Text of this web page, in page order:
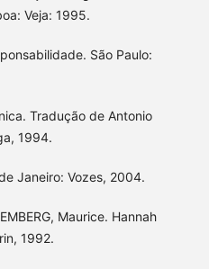
Veja: 1995.
São Paulo:
Tradução de Antonio
1994.
de Janeiro: Vozes, 2004.
Maurice. Hannah
1992.